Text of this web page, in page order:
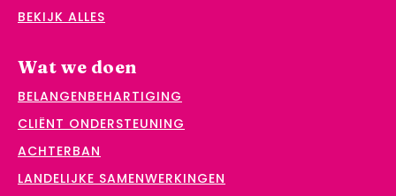
BEKIJK ALLES
Wat we doen
BELANGENBEHARTIGING
CLIËNT ONDERSTEUNING
ACHTERBAN
LANDELIJKE SAMENWERKINGEN